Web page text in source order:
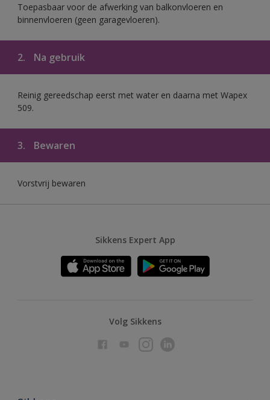
Toepasbaar voor de afwerking van balkonvloeren en
binnenvloeren (geen garagevloeren).
2. Na gebruik
Reinig gereedschap eerst met water en daarna met Wapex
509.
3. Bewaren
Vorstvrij bewaren
Sikkens Expert App
Volg Sikkens